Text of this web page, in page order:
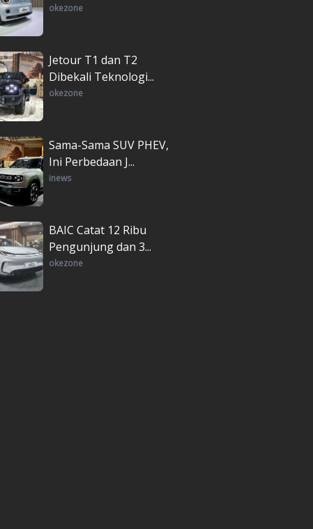
okezone
Jetour T1 dan T2
Dibekali Teknologi...
okezone
Sama-Sama SUV PHEV,
Ini Perbedaan J...
inews
BAIC Catat 12 Ribu
Pengunjung dan 3...
okezone